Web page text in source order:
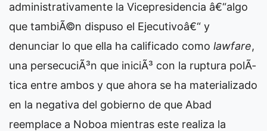
administrativamente la Vicepresidencia â€“algo
que tambiÃ©n dispuso el Ejecutivoâ€“ y
denunciar lo que ella ha calificado como lawfare,
una persecuciÃ³n que iniciÃ³ con la ruptura polÃ­
tica entre ambos y que ahora se ha materializado
en la negativa del gobierno de que Abad
reemplace a Noboa mientras este realiza la